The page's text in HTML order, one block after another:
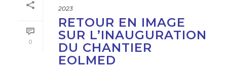
0
2023
RETOUR EN IMAGE
SUR L’INAUGURATION
DU CHANTIER
EOLMED